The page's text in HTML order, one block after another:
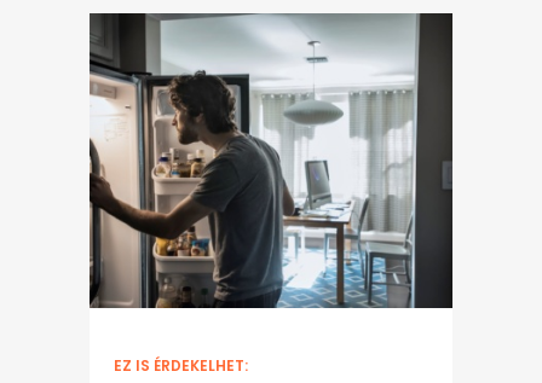
EZ IS ÉRDEKELHET: